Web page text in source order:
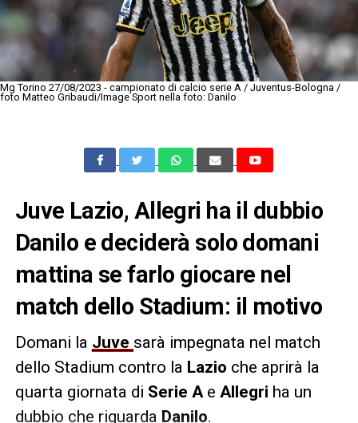
Mg Torino 27/08/2023 - campionato di calcio serie A / Juventus-Bologna /
foto Matteo Gribaudi/Image Sport nella foto: Danilo
Juve Lazio, Allegri ha il dubbio
Danilo e deciderà solo domani
mattina se farlo giocare nel
match dello Stadium: il motivo
Domani la Juve sarà impegnata nel match
dello Stadium contro la Lazio che aprirà la
quarta giornata di Serie Ae Allegri ha un
dubbio che riguarda Danilo.